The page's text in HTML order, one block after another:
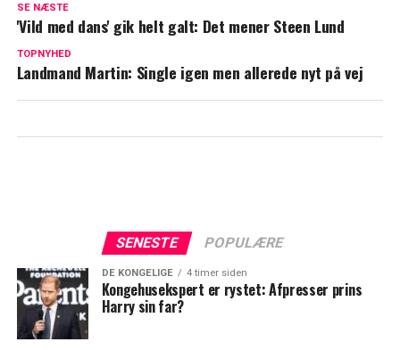
Romeo sender tydeligt signal midt i
Beckham-fejden
SE NÆSTE
'Vild med dans' gik helt galt: Det mener Steen Lund
TOPNYHED
Landmand Martin: Single igen men allerede nyt på vej
SENESTE POPULÆRE
DE KONGELIGE 4 timer siden
Kongehusekspert er rystet: Afpresser prins
Harry sin far?